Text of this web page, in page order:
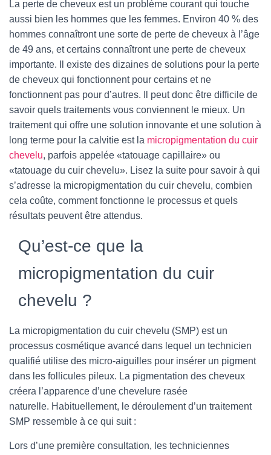
I
G
I
N
La perte de cheveux est un problème courant qui touche
aussi bien les hommes que les femmes. Environ 40 % des
hommes connaîtront une sorte de perte de cheveux à l’âge
de 49 ans, et certains connaîtront une perte de cheveux
importante. Il existe des dizaines de solutions pour la perte
de cheveux qui fonctionnent pour certains et ne
fonctionnent pas pour d’autres. Il peut donc être difficile de
savoir quels traitements vous conviennent le mieux. Un
traitement qui offre une solution innovante et une solution à
long terme pour la calvitie est la micropigmentation du cuir
chevelu, parfois appelée «tatouage capillaire» ou
«tatouage du cuir chevelu». Lisez la suite pour savoir à qui
s’adresse la micropigmentation du cuir chevelu, combien
cela coûte, comment fonctionne le processus et quels
résultats peuvent être attendus.
Qu’est-ce que la
micropigmentation du cuir
chevelu ?
La micropigmentation du cuir chevelu (SMP) est un
processus cosmétique avancé dans lequel un technicien
qualifié utilise des micro-aiguilles pour insérer un pigment
dans les follicules pileux. La pigmentation des cheveux
créera l’apparence d’une chevelure rasée
naturelle. Habituellement, le déroulement d’un traitement
SMP ressemble à ce qui suit :
Lors d’une première consultation, les techniciennes